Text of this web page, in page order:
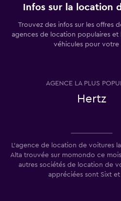
Infos sur la location
Trouvez des infos sur les offres
agences de location populaires et
véhicules pour votre
AGENCE LA PLUS
Hertz
L'agence de location de voitures
Alta trouvée sur momondo ce
autres sociétés de location de
appréciées sont Sixt et